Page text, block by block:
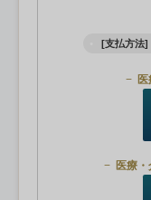
[支払方法]
医療